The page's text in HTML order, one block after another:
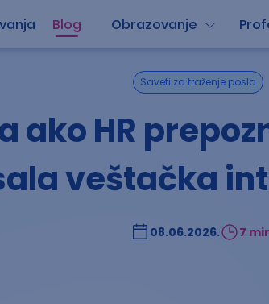
Blog Obrazovanje
Saveti za traženje posla
ako HR
veštačka
08.06.2026. 7